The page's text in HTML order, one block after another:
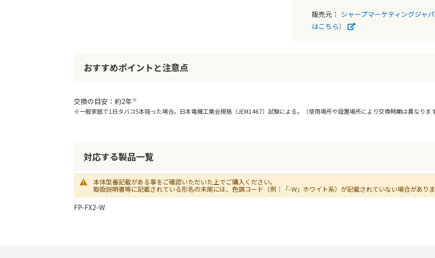
販売元： シャープマーケティングジャ
はこちら）
す
る
おすすめポイントと注意点
交換の目安：約2年※
※一般家庭で1日タバコ5本吸った場合。日本電機工業会規格（JEM1467）試験による。（使用場所や設置場所により交換時期は異なります
対応する製品一覧
本体型番記載がある事をご確認いただいた上でご購入ください。
取扱説明書等に記載されている形名の末尾には、色調コード（例：「-W」ホワイト系）が記載されていない場合がありま
FP-FX2-W